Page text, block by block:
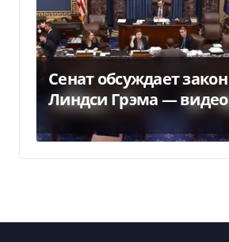
Сенат обсуждает закон
Линдси Грэма — видео